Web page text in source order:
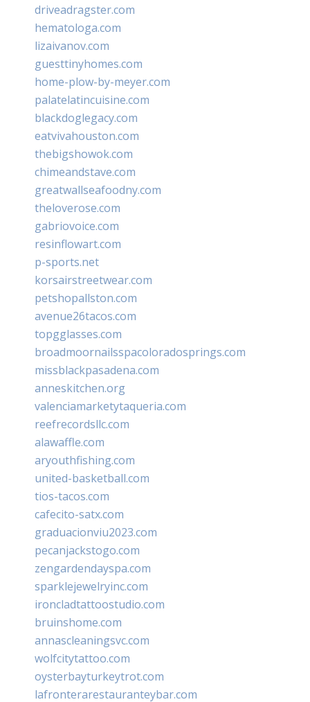
driveadragster.com
hematologa.com
lizaivanov.com
guesttinyhomes.com
home-plow-by-meyer.com
palatelatincuisine.com
blackdoglegacy.com
eatvivahouston.com
thebigshowok.com
chimeandstave.com
greatwallseafoodny.com
theloverose.com
gabriovoice.com
resinflowart.com
p-sports.net
korsairstreetwear.com
petshopallston.com
avenue26tacos.com
topgglasses.com
broadmoornailsspacoloradosprings.com
missblackpasadena.com
anneskitchen.org
valenciamarketytaqueria.com
reefrecordsllc.com
alawaffle.com
aryouthfishing.com
united-basketball.com
tios-tacos.com
cafecito-satx.com
graduacionviu2023.com
pecanjackstogo.com
zengardendayspa.com
sparklejewelryinc.com
ironcladtattoostudio.com
bruinshome.com
annascleaningsvc.com
wolfcitytattoo.com
oysterbayturkeytrot.com
lafronterarestauranteybar.com